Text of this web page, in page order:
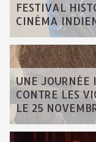
FESTIVAL
CINÉMA
UNE
CONTRE LES
LE 25